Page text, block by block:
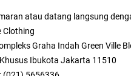
atau datang langsung
Clothing
Graha Indah Green Ville
Ibukota Jakarta 11510